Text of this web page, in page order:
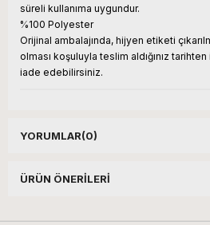
süreli kullanıma uygundur.
%100 Polyester
Orijinal ambalajında, hijyen etiketi
olması koşuluyla teslim aldığınız
iade edebilirsiniz.
YORUMLAR(0)
ÜRÜN ÖNERILERI